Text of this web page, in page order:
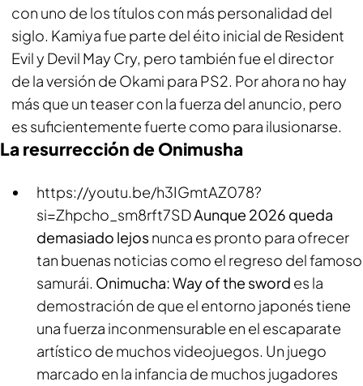
con uno de los títulos con más personalidad del
siglo. Kamiya fue parte del éito inicial de Resident
Evil y Devil May Cry, pero también fue el director
de la versión de Okami para PS2. Por ahora no hay
más que un teaser con la fuerza del anuncio, pero
es suficientemente fuerte como para ilusionarse.
La resurrección de Onimusha
https://youtu.be/h3IGmtAZ078?
si=Zhpcho_sm8rft7SDAunque 2026 queda
demasiado lejosnunca es pronto para ofrecer
tan buenas noticias como el regreso del famoso
samurái. Onimucha: Way of the sword es la
demostración de que el entorno japonés tiene
una fuerza inconmensurable en el escaparate
artístico de muchos videojuegos. Un juego
marcado en la infancia de muchos jugadores